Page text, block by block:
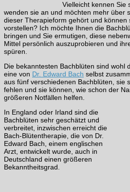
Vielleicht kennen Sie
wenden sie an und möchten mehr über
dieser Therapieform gehört und können
vorstellen? Ich möchte Ihnen die
bringen und Sie ermutigen, diese
Mittel persönlich auszuprobieren und
spüren.
Die bekanntesten Bachblüten sind wohl
eine von Dr. Edward Bach selbst
aus fünf verschiedenen Bachblüten, sie
fehlen und sie können, wie schon der
größeren Notfällen helfen.
In England oder Irland sind die
Bachblüten sehr geschätzt und
verbreitet, inzwischen erreicht die
Bach-Blütentherapie, die von Dr.
Edward Bach, einem englischen
Arzt, entwickelt wurde, auch in
Deutschland einen größeren
Bekanntheitsgrad.